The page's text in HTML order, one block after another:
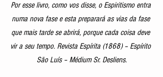
Por esse livro, como vos disse, o Espiritismo entra
numa nova fase e esta preparará as vias da fase
que mais tarde se abrirá, porque cada coisa deve
vir a seu tempo. Revista Espírita (1868) – Espírito
São Luís – Médium Sr. Desliens.